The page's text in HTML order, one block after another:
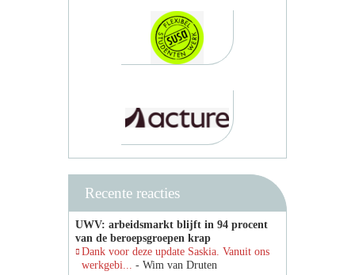
Recente reacties
UWV: arbeidsmarkt blijft in 94 procent
van de beroepsgroepen krap
Dank voor deze update Saskia. Vanuit ons
werkgebi... - Wim van Druten